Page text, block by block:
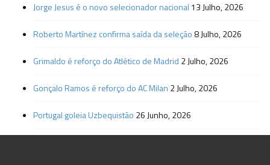
Jorge Jesus é o novo selecionador nacional 13 Julho, 2026
Roberto Martínez confirma saída da seleção 8 Julho, 2026
Grimaldo é reforço do Atlético de Madrid 2 Julho, 2026
Gonçalo Ramos é reforço do AC Milan 2 Julho, 2026
Portugal goleia Uzbequistão 26 Junho, 2026